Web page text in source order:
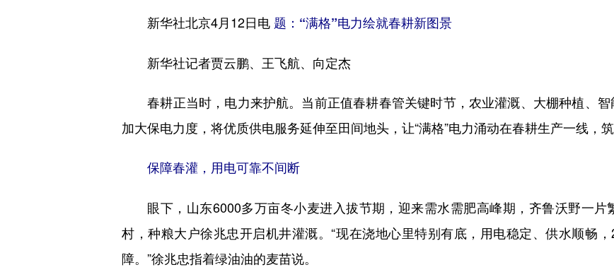
新华社北京4月12日电 题：“满格”电力绘就春耕新图景
新华社记者贾云鹏、王飞航、向定杰
春耕正当时，电力来护航。当前正值春耕春管关键时节，农业灌溉、大棚种植、智
加大保电力度，将优质供电服务延伸至田间地头，让“满格”电力涌动在春耕生产一线，筑
保障春灌，用电可靠不间断
眼下，山东6000多万亩冬小麦进入拔节期，迎来需水需肥高峰期，齐鲁沃野一片
村，种粮大户徐兆忠开启机井灌溉。“现在浇地心里特别有底，用电稳定、供水顺畅
障。”徐兆忠指着绿油油的麦苗说。